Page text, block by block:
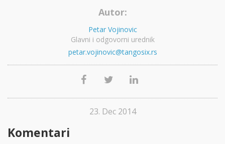
Autor:
Petar Vojinovic
Glavni i odgovorni urednik
petar.vojinovic@tangosix.rs
23. Dec 2014
Komentari